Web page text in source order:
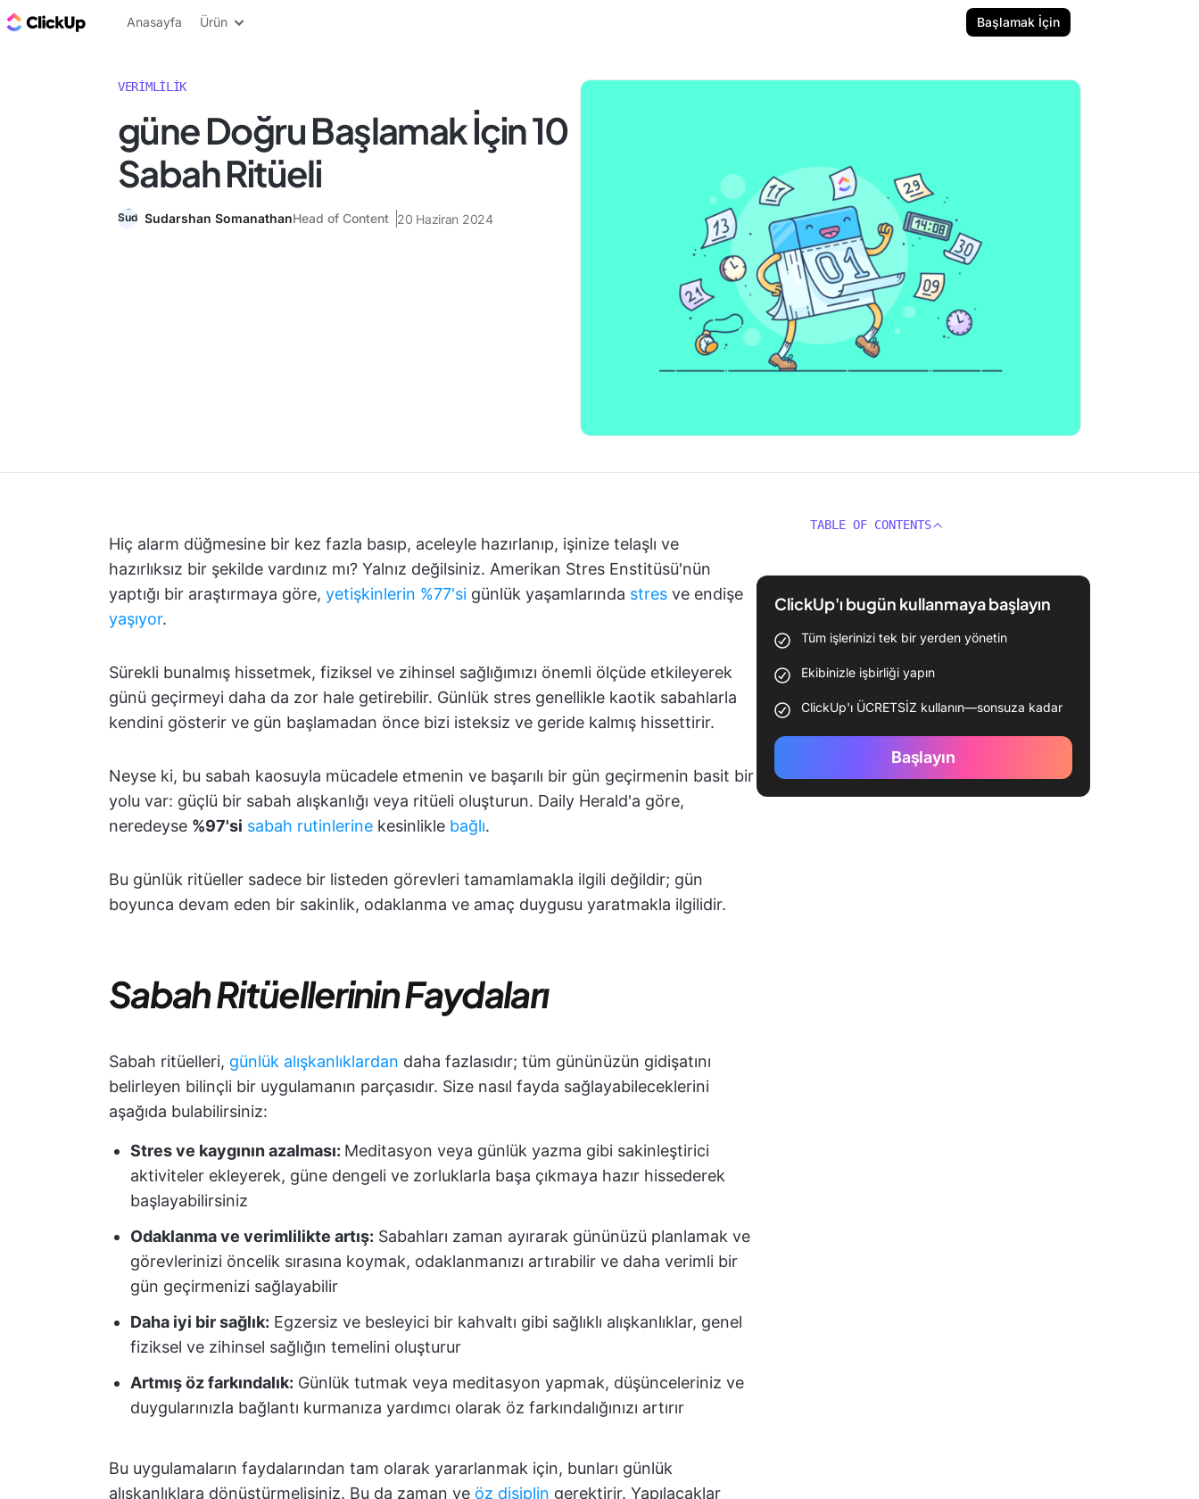
ClickUp Blog
Anasayfa Ürün Başlamak İçin
VERIMLILIK
güne Doğru Başlamak İçin 10
Sabah Ritüeli
Sudarshan SomanathanHead of Content 20 Haziran 2024
Hiç alarm düğmesine bir kez fazla basıp, aceleyle hazırlanıp, işinize telaşlı ve
hazırlıksız bir şekilde vardınız mı? Yalnız değilsiniz. Amerikan Stres Enstitüsü'nün
yaptığı bir araştırmaya göre, yetişkinlerin %77'si günlük yaşamlarında stres ve endişe
yaşıyor.
Sürekli bunalmış hissetmek, fiziksel ve zihinsel sağlığımızı önemli ölçüde etkileyerek
günü geçirmeyi daha da zor hale getirebilir. Günlük stres genellikle kaotik sabahlarla
kendini gösterir ve gün başlamadan önce bizi isteksiz ve geride kalmış hissettirir.
Neyse ki, bu sabah kaosuyla mücadele etmenin ve başarılı bir gün geçirmenin basit bir
yolu var: güçlü bir sabah alışkanlığı veya ritüeli oluşturun. Daily Herald'a göre,
neredeyse %97'si sabah rutinlerine kesinlikle bağlı.
Bu günlük ritüeller sadece bir listeden görevleri tamamlamakla ilgili değildir; gün
boyunca devam eden bir sakinlik, odaklanma ve amaç duygusu yaratmakla ilgilidir.
Sabah Ritüellerinin Faydaları
Sabah ritüelleri, günlük alışkanlıklardan daha fazlasıdır; tüm gününüzün gidişatını
belirleyen bilinçli bir uygulamanın parçasıdır. Size nasıl fayda sağlayabileceklerini
aşağıda bulabilirsiniz:
Stres ve kaygının azalması: Meditasyon veya günlük yazma gibi sakinleştirici
aktiviteler ekleyerek, güne dengeli ve zorluklarla başa çıkmaya hazır hissederek
başlayabilirsiniz
Odaklanma ve verimlilikte artış: Sabahları zaman ayırarak gününüzü planlamak ve
görevlerinizi öncelik sırasına koymak, odaklanmanızı artırabilir ve daha verimli bir
gün geçirmenizi sağlayabilir
Daha iyi bir sağlık: Egzersiz ve besleyici bir kahvaltı gibi sağlıklı alışkanlıklar, genel
fiziksel ve zihinsel sağlığın temelini oluşturur
Artmış öz farkındalık: Günlük tutmak veya meditasyon yapmak, düşünceleriniz ve
duygularınızla bağlantı kurmanıza yardımcı olarak öz farkındalığınızı artırır
Bu uygulamaların faydalarından tam olarak yararlanmak için, bunları günlük
alışkanlıklara dönüştürmelisiniz. Bu da zaman ve öz disiplin gerektirir. Yapılacaklar
TABLE OF CONTENTS
ClickUp'ı bugün kullanmaya başlayın
Tüm işlerinizi tek bir yerden yönetin
Ekibinizle işbirliği yapın
ClickUp'ı ÜCRETSİZ kullanın—sonsuza kadar
Başlayın